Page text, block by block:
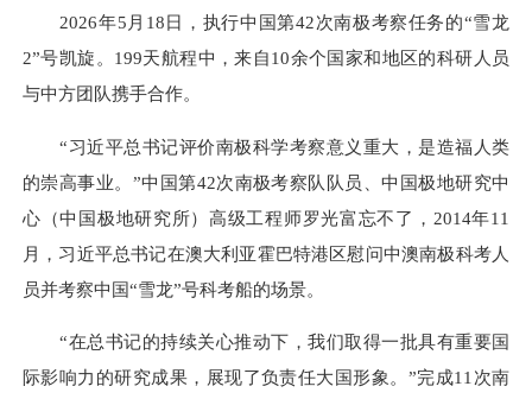
2026年5月18日，执行中国第42次南极考察任务的“雪龙
2”号凯旋。199天航程中，来自10余个国家和地区的科研人员
与中方团队携手合作。
“习近平总书记评价南极科学考察意义重大，是造福人类
的崇高事业。”中国第42次南极考察队队员、中国极地研究中
心（中国极地研究所）高级工程师罗光富忘不了，2014年11
月，习近平总书记在澳大利亚霍巴特港区慰问中澳南极科考人
员并考察中国“雪龙”号科考船的场景。
“在总书记的持续关心推动下，我们取得一批具有重要国
际影响力的研究成果，展现了负责任大国形象。”完成11次南